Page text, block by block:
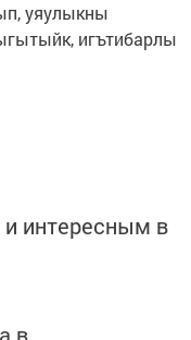
уяулыкны
игътибарлы
интересным в